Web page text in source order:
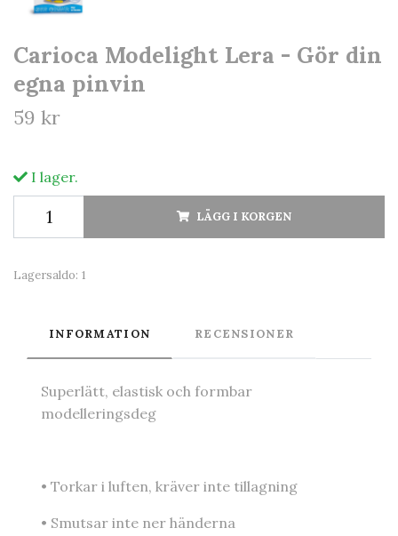
Carioca Modelight Lera - Gör din
egna pinvin
59 kr
I lager.
LÄGG I KORGEN
Lagersaldo: 1
INFORMATION RECENSIONER
Superlätt, elastisk och formbar
modelleringsdeg
• Torkar i luften, kräver inte tillagning
• Smutsar inte ner händerna